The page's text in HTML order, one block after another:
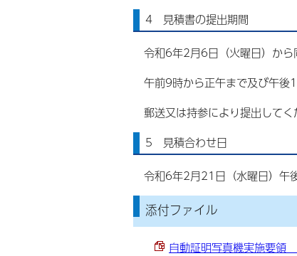
4 見積書の提出期間
令和6年2月6日（火曜日）から
午前9時から正午まで及び午後
郵送又は持参により提出して
5 見積合わせ日
令和6年2月21日（水曜日）午
添付ファイル
自動証明写真機実施要領